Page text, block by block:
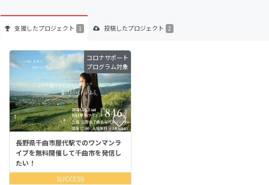
支援したプロジェクト 1 投稿したプロジェクト 2
コロナサポート
プログラム対象
長野県千曲市屋代駅でのワンマンラ
イブを無料開催して千曲市を発信し
たい！
SUCCESS